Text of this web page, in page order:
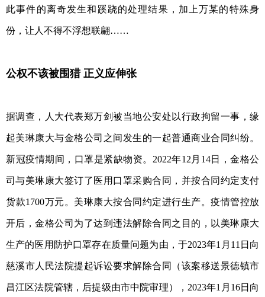
此事件的离奇发生和蹊跷的处理结果，加上万某的特殊身
份，让人不得不浮想联翩……
公权不该被围猎 正义应伸张
据调查，人大代表郑万剑被当地公安处以行政拘留一事，缘
起美琳康大与金格公司之间发生的一起普通商业合同纠纷。
新冠疫情期间，口罩是紧缺物资。2022年12月14日，金格公
司与美琳康大签订了医用口罩采购合同，并按合同约定支付
货款1700万元。美琳康大按合同约定进行生产。疫情管控放
开后，金格公司为了达到违法解除合同之目的，以美琳康大
生产的医用防护口罩存在质量问题为由，于2023年1月11日向
慈溪市人民法院提起诉讼要求解除合同（该案移送景德镇市
昌江区法院管辖，后提级由市中院审理），2023年1月16日向